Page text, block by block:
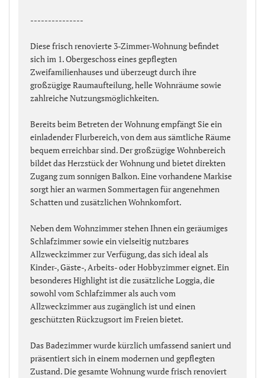
---------------
Diese frisch renovierte 3-Zimmer-Wohnung befindet
sich im 1. Obergeschoss eines gepflegten
Zweifamilienhauses und überzeugt durch ihre
großzügige Raumaufteilung, helle Wohnräume sowie
zahlreiche Nutzungsmöglichkeiten.
Bereits beim Betreten der Wohnung empfängt Sie ein
einladender Flurbereich, von dem aus sämtliche Räume
bequem erreichbar sind. Der großzügige Wohnbereich
bildet das Herzstück der Wohnung und bietet direkten
Zugang zum sonnigen Balkon. Eine vorhandene Markise
sorgt hier an warmen Sommertagen für angenehmen
Schatten und zusätzlichen Wohnkomfort.
Neben dem Wohnzimmer stehen Ihnen ein geräumiges
Schlafzimmer sowie ein vielseitig nutzbares
Allzweckzimmer zur Verfügung, das sich ideal als
Kinder-, Gäste-, Arbeits- oder Hobbyzimmer eignet. Ein
besonderes Highlight ist die zusätzliche Loggia, die
sowohl vom Schlafzimmer als auch vom
Allzweckzimmer aus zugänglich ist und einen
geschützten Rückzugsort im Freien bietet.
Das Badezimmer wurde kürzlich umfassend saniert und
präsentiert sich in einem modernen und gepflegten
Zustand. Die gesamte Wohnung wurde frisch renoviert